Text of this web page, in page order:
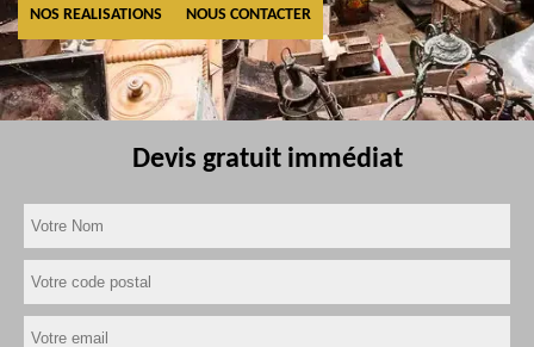
NOS REALISATIONS NOUS CONTACTER
Devis gratuit immédiat